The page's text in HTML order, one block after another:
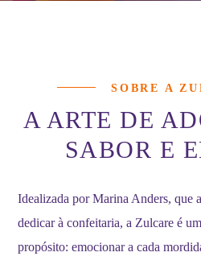
SOBRE A
A ARTE DE
SABOR E
Idealizada por Marina Anders, que
dedicar à confeitaria, a Zulcare é
propósito: emocionar a cada